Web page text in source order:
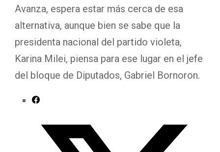
Avanza, espera estar más cerca de esa
alternativa, aunque bien se sabe que la
presidenta nacional del partido violeta,
Karina Milei, piensa para ese lugar en el jefe
del bloque de Diputados, Gabriel Bornoron.